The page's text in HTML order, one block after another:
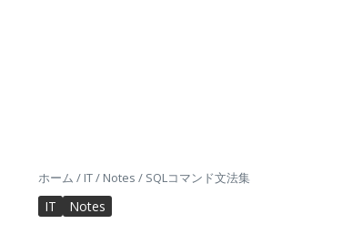
ホーム / IT/ Notes / SQLコマンド文法集
IT Notes